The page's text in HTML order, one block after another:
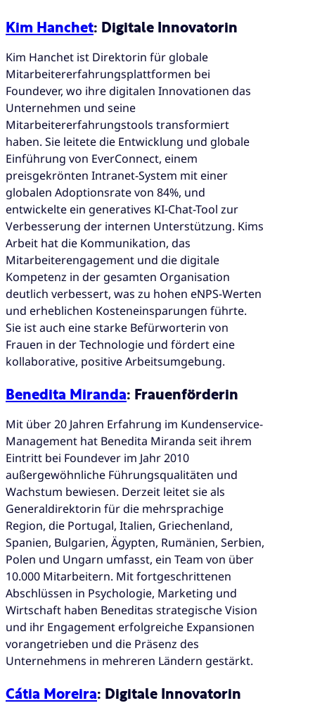
Kim Hanchet: Digitale Innovatorin
Kim Hanchet ist Direktorin für globale
Mitarbeitererfahrungsplattformen bei
Foundever, wo ihre digitalen Innovationen das
Unternehmen und seine
Mitarbeitererfahrungstools transformiert
haben. Sie leitete die Entwicklung und globale
Einführung von EverConnect, einem
preisgekrönten Intranet-System mit einer
globalen Adoptionsrate von 84%, und
entwickelte ein generatives KI-Chat-Tool zur
Verbesserung der internen Unterstützung. Kims
Arbeit hat die Kommunikation, das
Mitarbeiterengagement und die digitale
Kompetenz in der gesamten Organisation
deutlich verbessert, was zu hohen eNPS-Werten
und erheblichen Kosteneinsparungen führte.
Sie ist auch eine starke Befürworterin von
Frauen in der Technologie und fördert eine
kollaborative, positive Arbeitsumgebung.
Benedita Miranda: Frauenförderin
Mit über 20 Jahren Erfahrung im Kundenservice-
Management hat Benedita Miranda seit ihrem
Eintritt bei Foundever im Jahr 2010
außergewöhnliche Führungsqualitäten und
Wachstum bewiesen. Derzeit leitet sie als
Generaldirektorin für die mehrsprachige
Region, die Portugal, Italien, Griechenland,
Spanien, Bulgarien, Ägypten, Rumänien, Serbien,
Polen und Ungarn umfasst, ein Team von über
10.000 Mitarbeitern. Mit fortgeschrittenen
Abschlüssen in Psychologie, Marketing und
Wirtschaft haben Beneditas strategische Vision
und ihr Engagement erfolgreiche Expansionen
vorangetrieben und die Präsenz des
Unternehmens in mehreren Ländern gestärkt.
Cátia Moreira: Digitale Innovatorin